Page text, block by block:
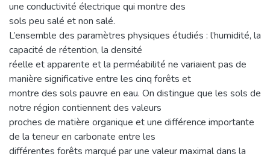
une conductivité électrique qui montre des
sols peu salé et non salé.
L’ensemble des paramètres physiques étudiés : l’humidité, la
capacité de rétention, la densité
réelle et apparente et la perméabilité ne variaient pas de
manière significative entre les cinq forêts et
montre des sols pauvre en eau. On distingue que les sols de
notre région contiennent des valeurs
proches de matière organique et une différence importante
de la teneur en carbonate entre les
différentes forêts marqué par une valeur maximal dans la